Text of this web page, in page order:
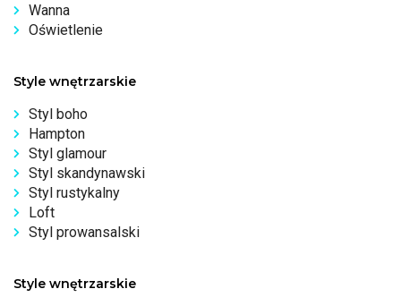
Wanna
Oświetlenie
Style wnętrzarskie
Styl boho
Hampton
Styl glamour
Styl skandynawski
Styl rustykalny
Loft
Styl prowansalski
Style wnętrzarskie